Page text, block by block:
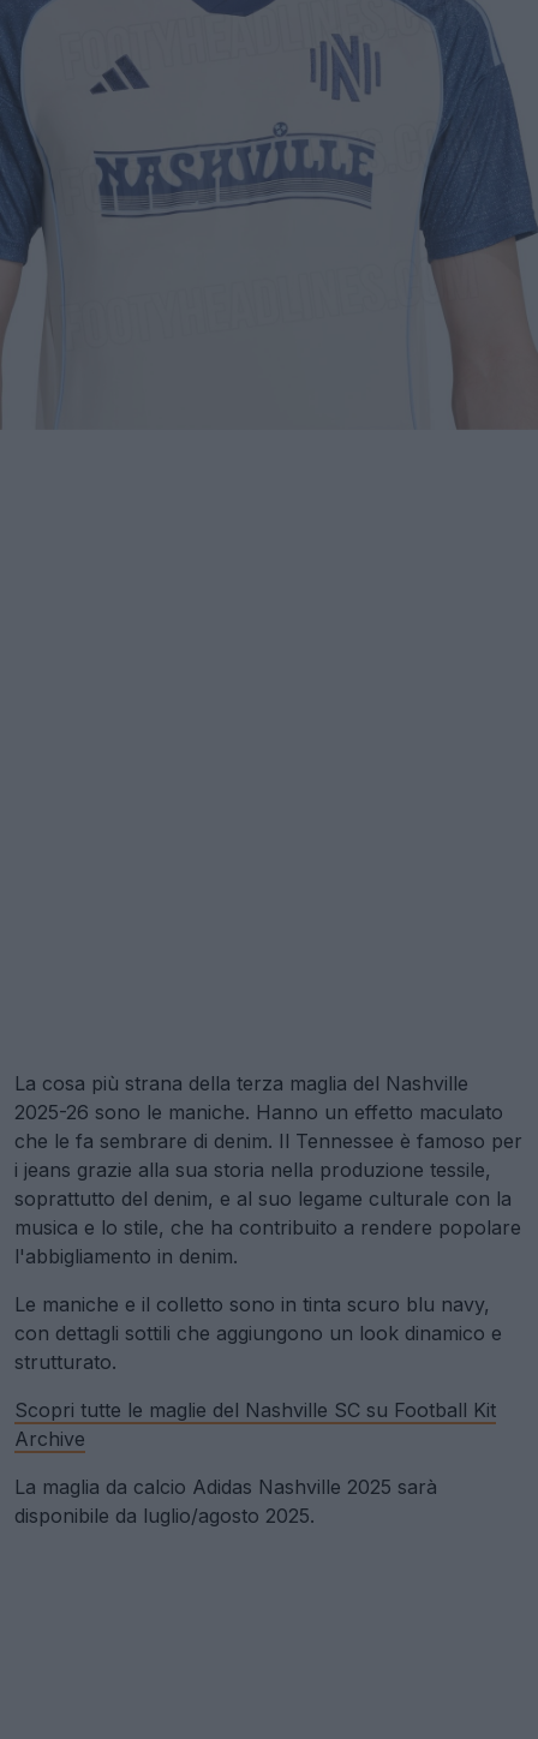
La cosa più strana della terza maglia del Nashville
2025-26 sono le maniche. Hanno un effetto maculato
che le fa sembrare di denim. Il Tennessee è famoso per
i jeans grazie alla sua storia nella produzione tessile,
soprattutto del denim, e al suo legame culturale con la
musica e lo stile, che ha contribuito a rendere popolare
l'abbigliamento in denim.
Le maniche e il colletto sono in tinta scuro blu navy,
con dettagli sottili che aggiungono un look dinamico e
strutturato.
Scopri tutte le maglie del Nashville SC su Football Kit
Archive
La maglia da calcio Adidas Nashville 2025 sarà
disponibile da luglio/agosto 2025.